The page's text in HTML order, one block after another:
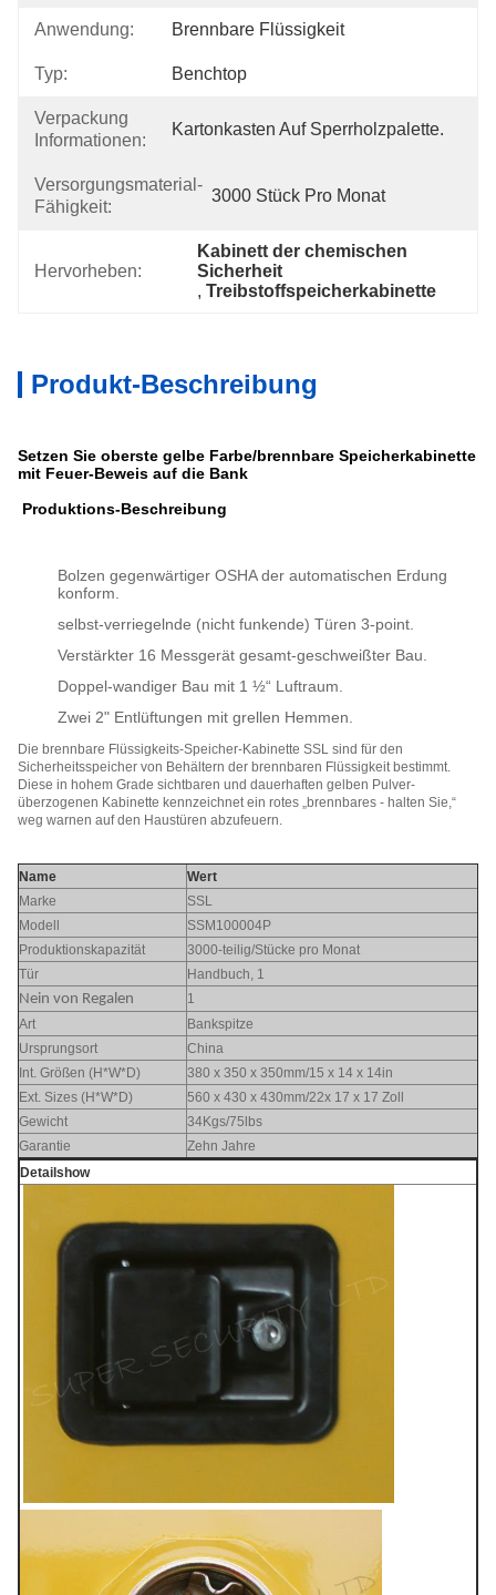
Anwendung: Brennbare Flüssigkeit
Typ: Benchtop
Verpackung
Informationen:
Kartonkasten Auf Sperrholzpalette.
Versorgungsmaterial-
Fähigkeit:
3000 Stück Pro Monat
Hervorheben:
Kabinett der chemischen
Sicherheit
, Treibstoffspeicherkabinette
Produkt-Beschreibung
Setzen Sie oberste gelbe Farbe/brennbare Speicherkabinette
mit Feuer-Beweis auf die Bank
Produktions-Beschreibung
Bolzen gegenwärtiger OSHA der automatischen Erdung
konform.
selbst-verriegelnde (nicht funkende) Türen 3-point.
Verstärkter 16 Messgerät gesamt-geschweißter Bau.
Doppel-wandiger Bau mit 1 ½“ Luftraum.
Zwei 2" Entlüftungen mit grellen Hemmen.
Die brennbare Flüssigkeits-Speicher-Kabinette SSL sind für den
Sicherheitsspeicher von Behältern der brennbaren Flüssigkeit bestimmt.
Diese in hohem Grade sichtbaren und dauerhaften gelben Pulver-
überzogenen Kabinette kennzeichnet ein rotes „brennbares - halten Sie,“
weg warnen auf den Haustüren abzufeuern.
Name
Wert
Marke
SSL
Modell
SSM100004P
Produktionskapazität
3000-teilig/Stücke pro Monat
Tür
Handbuch, 1
Nein von Regalen
1
Art
Bankspitze
Ursprungsort
China
Int. Größen (H*W*D)
380 x 350 x 350mm/15 x 14 x 14in
Ext. Sizes (H*W*D)
560 x 430 x 430mm/22x 17 x 17 Zoll
Gewicht
34Kgs/75lbs
Garantie
Zehn Jahre
Detailshow